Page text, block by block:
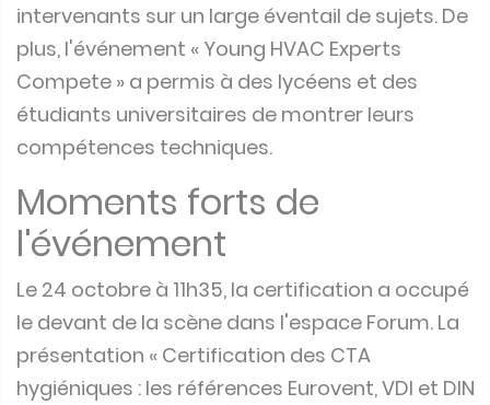
intervenants sur un large éventail de sujets. De
plus, l'événement « Young HVAC Experts
Compete » a permis à des lycéens et des
étudiants universitaires de montrer leurs
compétences techniques.
Moments forts de
l'événement
Le 24 octobre à 11h35, la certification a occupé
le devant de la scène dans l'espace Forum. La
présentation « Certification des CTA
hygiéniques : les références Eurovent, VDI et DIN